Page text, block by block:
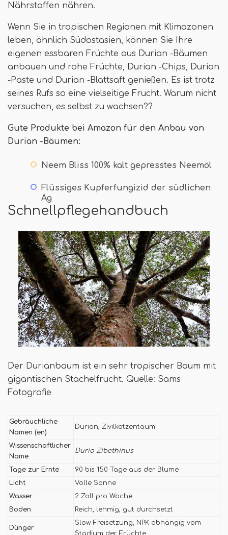
Nährstoffen nähren.
Wenn Sie in tropischen Regionen mit Klimazonen
leben, ähnlich Südostasien, können Sie Ihre
eigenen essbaren Früchte aus Durian -Bäumen
anbauen und rohe Früchte, Durian -Chips, Durian
-Paste und Durian -Blattsaft genießen. Es ist trotz
seines Rufs so eine vielseitige Frucht. Warum nicht
versuchen, es selbst zu wachsen??
Gute Produkte bei Amazon für den Anbau von
Durian -Bäumen:
Neem Bliss 100% kalt gepresstes Neemöl
Flüssiges Kupferfungizid der südlichen
Ag
Schnellpflegehandbuch
Der Durianbaum ist ein sehr tropischer Baum mit
gigantischen Stachelfrucht. Quelle: Sams
Fotografie
Gebräuchliche
Namen (en)
Durian, Zivilkatzentaum
Wissenschaftlicher
Name
Durio Zibethinus
Tage zur Ernte
90 bis 150 Tage aus der Blume
Licht
Volle Sonne
Wasser
2 Zoll pro Woche
Boden
Reich, lehmig, gut durchsetzt
Dünger
Slow-Freisetzung, NPK abhängig vom
Stadium der Früchte